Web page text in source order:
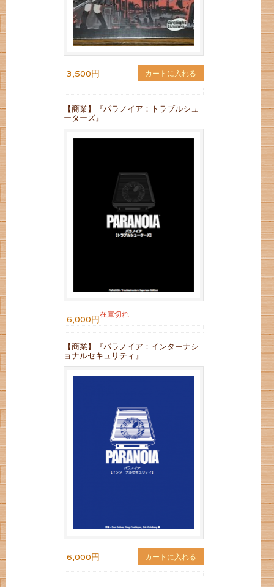
3,500円 カートに入れる
【商業】『パラノイア：トラブルシュ
ーターズ』
6,000円在庫切れ
【商業】『パラノイア：インターナシ
ョナルセキュリティ』
6,000円 カートに入れる